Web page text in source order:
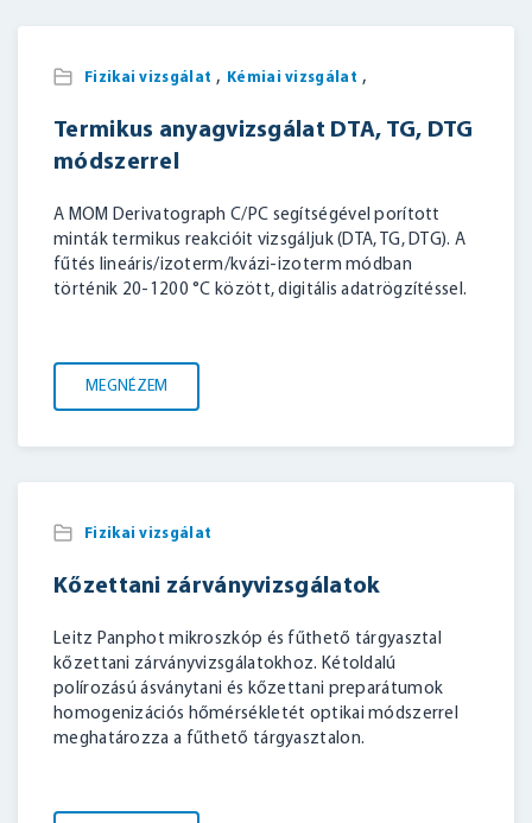
Fizikai vizsgálat , Kémiai vizsgálat ,
Termikus anyagvizsgálat DTA, TG, DTG
módszerrel
A MOM Derivatograph C/PC segítségével porított
minták termikus reakcióit vizsgáljuk (DTA, TG, DTG). A
fűtés lineáris/izoterm/kvázi-izoterm módban
történik 20-1200 °C között, digitális adatrögzítéssel.
MEGNÉZEM
Fizikai vizsgálat
Kőzettani zárványvizsgálatok
Leitz Panphot mikroszkóp és fűthető tárgyasztal
kőzettani zárványvizsgálatokhoz. Kétoldalú
polírozású ásványtani és kőzettani preparátumok
homogenizációs hőmérsékletét optikai módszerrel
meghatározza a fűthető tárgyasztalon.